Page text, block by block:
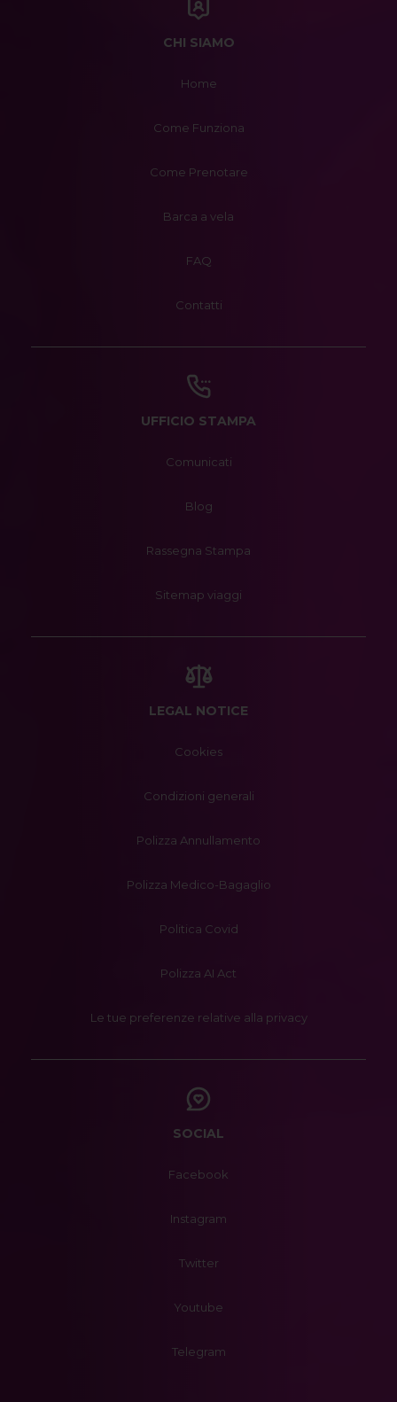
CHI SIAMO
Home
Come Funziona
Come Prenotare
Barca a vela
FAQ
Contatti
UFFICIO STAMPA
Comunicati
Blog
Rassegna Stampa
Sitemap viaggi
LEGAL NOTICE
Cookies
Condizioni generali
Polizza Annullamento
Polizza Medico-Bagaglio
Politica Covid
Polizza AI Act
Le tue preferenze relative alla privacy
SOCIAL
Facebook
Instagram
Twitter
Youtube
Telegram